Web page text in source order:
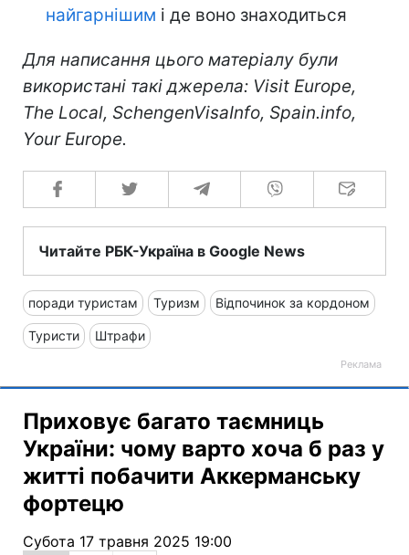
найгарнішим і де воно знаходиться
Для написання цього матеріалу були
використані такі джерела: Visit Europe,
The Local, SchengenVisaInfo, Spain.info,
Your Europe.
Читайте РБК-Україна в Google News
поради туристам Туризм Відпочинок за кордоном
Туристи Штрафи
Приховує багато таємниць
України: чому варто хоча б раз у
житті побачити Аккерманську
фортецю
Субота 17 травня 2025 19:00